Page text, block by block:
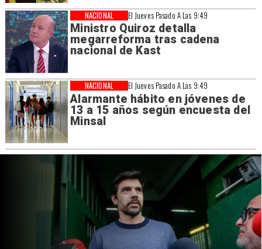
El Jueves Pasado A Las 9:49
Ministro Quiroz detalla
megarreforma tras cadena
nacional de Kast
NACIONAL
El Jueves Pasado A Las 9:49
Alarmante hábito en jóvenes de
13 a 15 años según encuesta del
Minsal
NACIONAL